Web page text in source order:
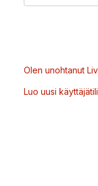
Olen unohtanut
Luo uusi käyttäjätili